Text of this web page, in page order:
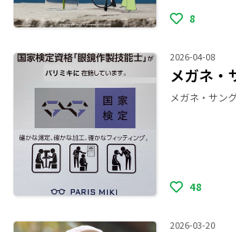
8
2026-04-08
48
2026-03-20